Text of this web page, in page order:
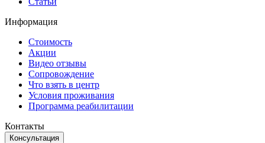
Информация
Стоимость
Акции
Видео отзывы
Сопровождение
Что взять в центр
Условия проживания
Программа реабилитации
Контакты
Консультация